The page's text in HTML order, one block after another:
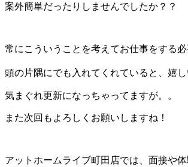
案外簡単だったりしませんでしたか？？
常にこういうことを考えてお仕事をする
気まぐれ更新になっちゃってますが。。
また次回もよろしくお願いしますね！
アットホームライブ町田店では、面接や